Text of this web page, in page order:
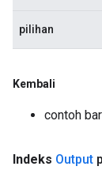
pilihan
Kembali
contoh
Indeks Output